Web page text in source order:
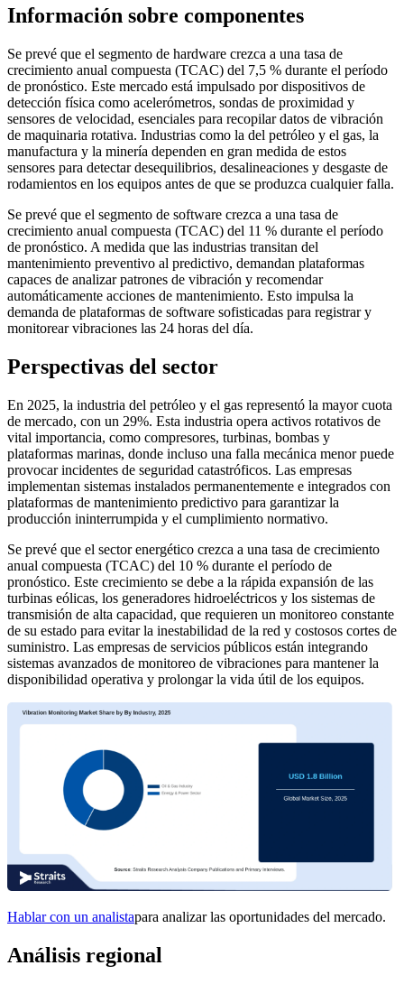
Información sobre componentes
Se prevé que el segmento de hardware crezca a una tasa de
crecimiento anual compuesta (TCAC) del 7,5 % durante el período
de pronóstico. Este mercado está impulsado por dispositivos de
detección física como acelerómetros, sondas de proximidad y
sensores de velocidad, esenciales para recopilar datos de vibración
de maquinaria rotativa. Industrias como la del petróleo y el gas, la
manufactura y la minería dependen en gran medida de estos
sensores para detectar desequilibrios, desalineaciones y desgaste de
rodamientos en los equipos antes de que se produzca cualquier falla.
Se prevé que el segmento de software crezca a una tasa de
crecimiento anual compuesta (TCAC) del 11 % durante el período
de pronóstico. A medida que las industrias transitan del
mantenimiento preventivo al predictivo, demandan plataformas
capaces de analizar patrones de vibración y recomendar
automáticamente acciones de mantenimiento. Esto impulsa la
demanda de plataformas de software sofisticadas para registrar y
monitorear vibraciones las 24 horas del día.
Perspectivas del sector
En 2025, la industria del petróleo y el gas representó la mayor cuota
de mercado, con un 29%. Esta industria opera activos rotativos de
vital importancia, como compresores, turbinas, bombas y
plataformas marinas, donde incluso una falla mecánica menor puede
provocar incidentes de seguridad catastróficos. Las empresas
implementan sistemas instalados permanentemente e integrados con
plataformas de mantenimiento predictivo para garantizar la
producción ininterrumpida y el cumplimiento normativo.
Se prevé que el sector energético crezca a una tasa de crecimiento
anual compuesta (TCAC) del 10 % durante el período de
pronóstico. Este crecimiento se debe a la rápida expansión de las
turbinas eólicas, los generadores hidroeléctricos y los sistemas de
transmisión de alta capacidad, que requieren un monitoreo constante
de su estado para evitar la inestabilidad de la red y costosos cortes de
suministro. Las empresas de servicios públicos están integrando
sistemas avanzados de monitoreo de vibraciones para mantener la
disponibilidad operativa y prolongar la vida útil de los equipos.
Hablar con un analistapara analizar las oportunidades del mercado.
Análisis regional